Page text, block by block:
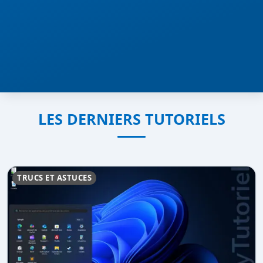
LES DERNIERS TUTORIELS
TRUCS ET ASTUCES